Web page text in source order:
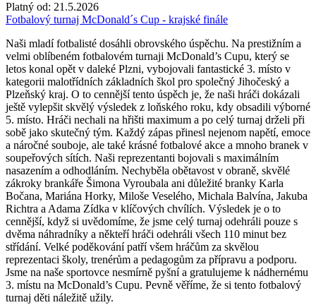
Platný od: 21.5.2026
Fotbalový turnaj McDonald´s Cup - krajské finále
Naši mladí fotbalisté dosáhli obrovského úspěchu. Na prestižním a
velmi oblíbeném fotbalovém turnaji McDonald’s Cupu, který se
letos konal opět v daleké Plzni, vybojovali fantastické 3. místo v
kategorii malotřídních základních škol pro společný Jihočeský a
Plzeňský kraj. O to cennější tento úspěch je, že naši hráči dokázali
ještě vylepšit skvělý výsledek z loňského roku, kdy obsadili výborné
5. místo. Hráči nechali na hřišti maximum a po celý turnaj drželi při
sobě jako skutečný tým. Každý zápas přinesl nejenom napětí, emoce
a náročné souboje, ale také krásné fotbalové akce a mnoho branek v
soupeřových sítích. Naši reprezentanti bojovali s maximálním
nasazením a odhodláním. Nechyběla obětavost v obraně, skvělé
zákroky brankáře Šimona Vyroubala ani důležité branky Karla
Bočana, Mariána Horky, Miloše Veselého, Michala Balvína, Jakuba
Richtra a Adama Zídka v klíčových chvílích. Výsledek je o to
cennější, když si uvědomíme, že jsme celý turnaj odehráli pouze s
dvěma náhradníky a někteří hráči odehráli všech 110 minut bez
střídání. Velké poděkování patří všem hráčům za skvělou
reprezentaci školy, trenérům a pedagogům za přípravu a podporu.
Jsme na naše sportovce nesmírně pyšní a gratulujeme k nádhernému
3. místu na McDonald’s Cupu. Pevně věříme, že si tento fotbalový
turnaj děti náležitě užily.